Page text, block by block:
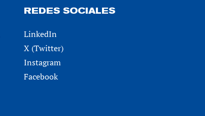
REDES SOCIALES
LinkedIn
X (Twitter)
Instagram
Facebook